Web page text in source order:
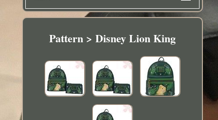
Pattern > Disney Lion King